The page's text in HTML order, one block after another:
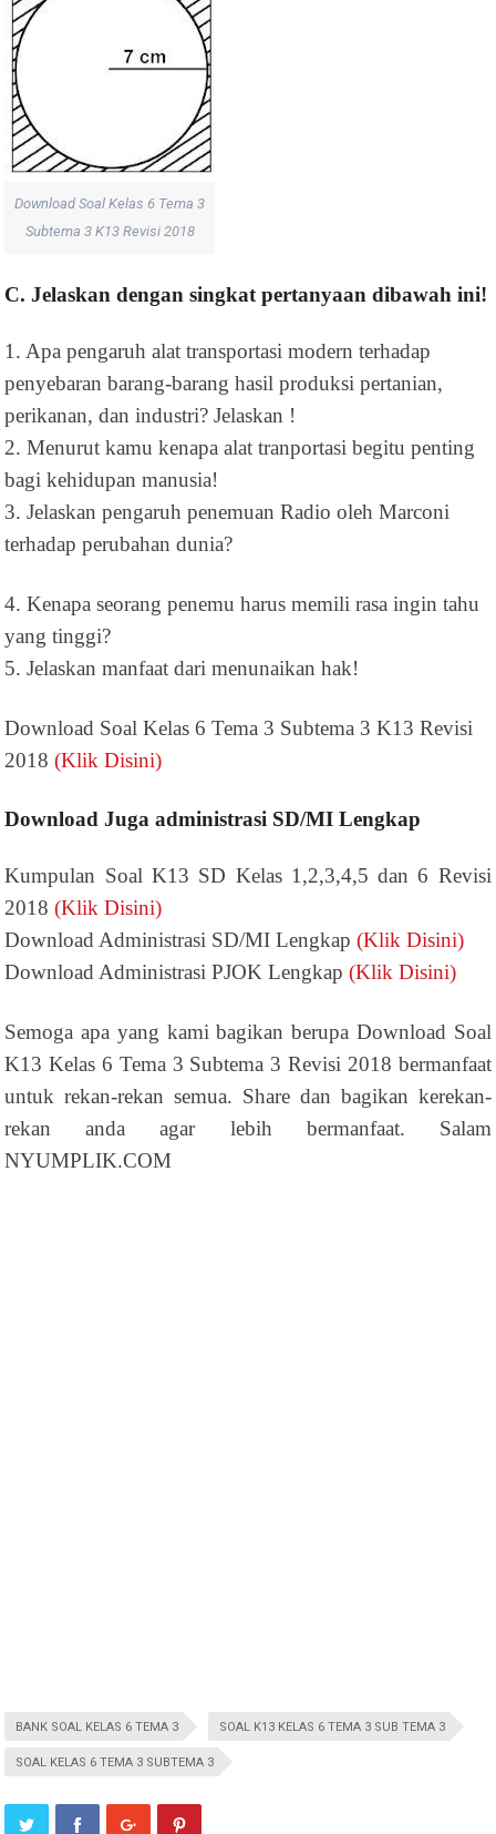
Download Soal Kelas 6 Tema 3
Subtema 3 K13 Revisi 2018
C. Jelaskan dengan singkat pertanyaan dibawah ini!
1. Apa pengaruh alat transportasi modern terhadap
penyebaran barang-barang hasil produksi pertanian,
perikanan, dan industri? Jelaskan !
2. Menurut kamu kenapa alat tranportasi begitu penting
bagi kehidupan manusia!
3. Jelaskan pengaruh penemuan Radio oleh Marconi
terhadap perubahan dunia?
4. Kenapa seorang penemu harus memili rasa ingin tahu
yang tinggi?
5. Jelaskan manfaat dari menunaikan hak!
Download Soal Kelas 6 Tema 3 Subtema 3 K13 Revisi
2018(Klik Disini)
Download Juga administrasi SD/MI Lengkap
Kumpulan Soal K13 SD Kelas 1,2,3,4,5 dan 6 Revisi
2018(Klik Disini)
Download Administrasi SD/MI Lengkap(Klik Disini)
Download Administrasi PJOK Lengkap(Klik Disini)
Semoga apa yang kami bagikan berupa Download Soal
K13 Kelas 6 Tema 3 Subtema 3 Revisi 2018 bermanfaat
untuk rekan-rekan semua. Share dan bagikan kerekan-
rekan anda agar lebih bermanfaat. Salam
NYUMPLIK.COM
BANK SOAL KELAS 6 TEMA 3 SOAL K13 KELAS 6 TEMA 3 SUB TEMA 3
SOAL KELAS 6 TEMA 3 SUBTEMA 3